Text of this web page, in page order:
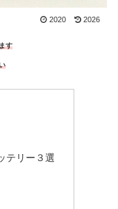
2020 2026
す
テリー３選